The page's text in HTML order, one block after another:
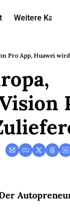
Weitere Kanäle
🇬🇧
Pro App, Huawei